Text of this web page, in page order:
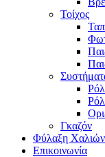
Τοίχος
Γκαζόν
Φύλαξη Χαλιών
Επικοινωνία